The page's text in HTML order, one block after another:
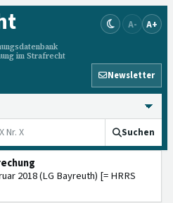
im Strafrecht
A- A+
Newsletter
Suchen
2018 (LG Bayreuth) [= HRRS